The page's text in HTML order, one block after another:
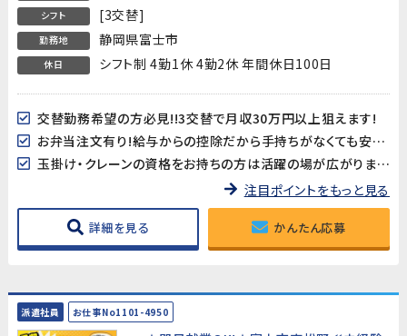
シフト [3交替]
勤務地 静岡県富士市
休日 シフト制 4勤1休 4勤2休 年間休日100日
交替勤務希望の方必見!!3交替で月収30万円以上狙えます!
お弁当注文有り!給与からの控除だから手持ちがなくても安心♪
玉掛け・クレーンの資格をお持ちの方は活躍の場が広がります！※資格必須ではありません
注目ポイントをもっと見る
詳細を見る かんたん応募
派遣社員 お仕事No1101-4950